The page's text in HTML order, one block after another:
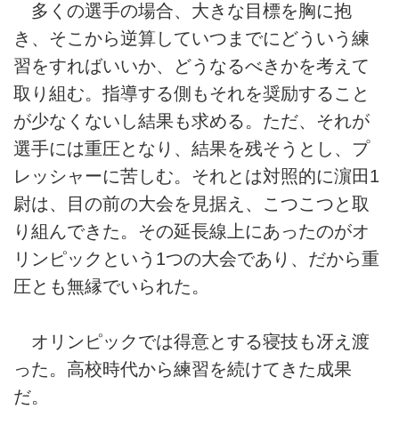
多くの選手の場合、大きな目標を胸に抱
き、そこから逆算していつまでにどういう練
習をすればいいか、どうなるべきかを考えて
取り組む。指導する側もそれを奨励すること
が少なくないし結果も求める。ただ、それが
選手には重圧となり、結果を残そうとし、プ
レッシャーに苦しむ。それとは対照的に濵田1
尉は、目の前の大会を見据え、こつこつと取
り組んできた。その延長線上にあったのがオ
リンピックという1つの大会であり、だから重
圧とも無縁でいられた。
オリンピックでは得意とする寝技も冴え渡
った。高校時代から練習を続けてきた成果
だ。